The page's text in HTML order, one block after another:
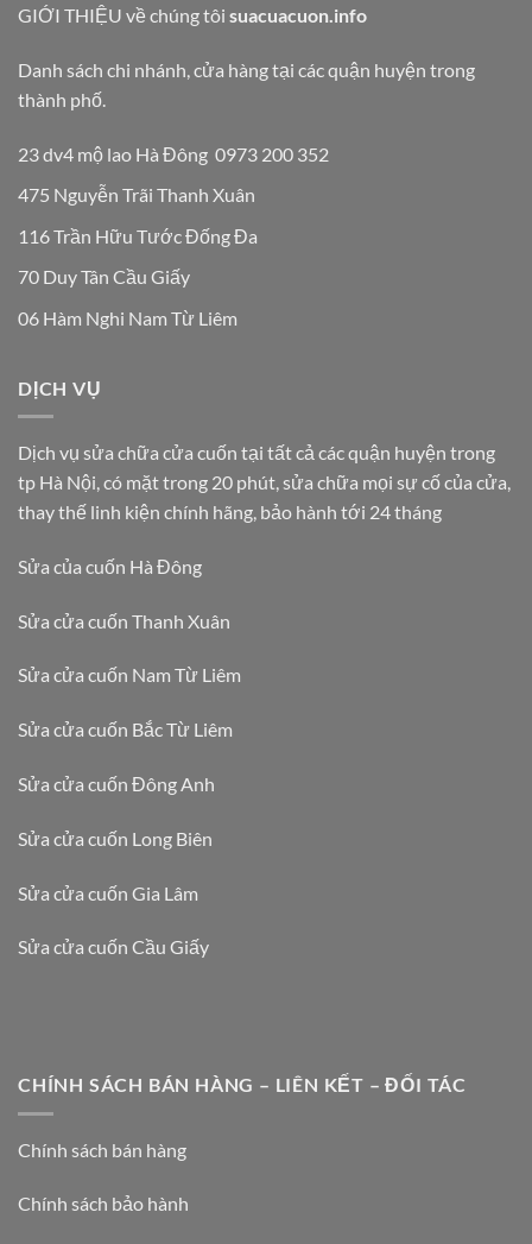
GIỚI THIỆU về chúng tôi suacuacuon.info
Danh sách chi nhánh, cửa hàng tại các quận huyện trong
thành phố.
23 dv4 mộ lao Hà Đông 0973 200 352
475 Nguyễn Trãi Thanh Xuân
116 Trần Hữu Tước Đống Đa
70 Duy Tân Cầu Giấy
06 Hàm Nghi Nam Từ Liêm
DỊCH VỤ
Dịch vụ sửa chữa cửa cuốn tại tất cả các quận huyện trong
tp Hà Nội, có mặt trong 20 phút, sửa chữa mọi sự cố của cửa,
thay thế linh kiện chính hãng, bảo hành tới 24 tháng
Sửa của cuốn Hà Đông
Sửa cửa cuốn Thanh Xuân
Sửa cửa cuốn Nam Từ Liêm
Sửa cửa cuốn Bắc Từ Liêm
Sửa cửa cuốn Đông Anh
Sửa cửa cuốn Long Biên
Sửa cửa cuốn Gia Lâm
Sửa cửa cuốn Cầu Giấy
CHÍNH SÁCH BÁN HÀNG – LIÊN KẾT – ĐỐI TÁC
Chính sách bán hàng
Chính sách bảo hành